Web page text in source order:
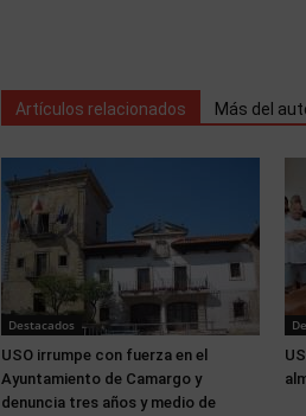
Artículos relacionados Más del
Destacados
USO irrumpe con fuerza en el
Ayuntamiento de Camargo y
denuncia tres años y medio de